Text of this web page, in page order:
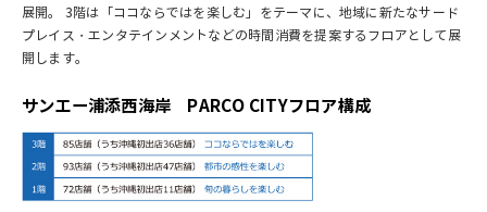
展開。 3階は「ココならではを楽しむ」をテーマに、地域に新たなサード
プレイス・エンタテインメントなどの時間消費を提案するフロアとして展
開します。
サンエー浦添西海岸 PARCO CITYフロア構成